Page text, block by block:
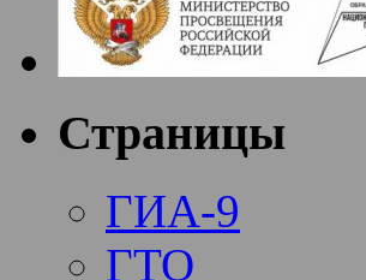
Страницы
ГИА-9
ГТО